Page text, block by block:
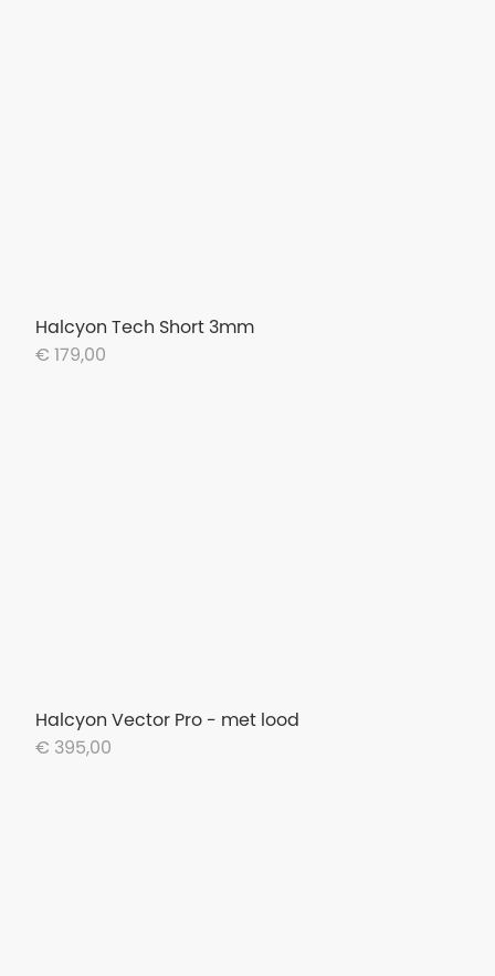
Halcyon Tech Short 3mm
€ 179,00
Halcyon Vector Pro - met lood
€ 395,00